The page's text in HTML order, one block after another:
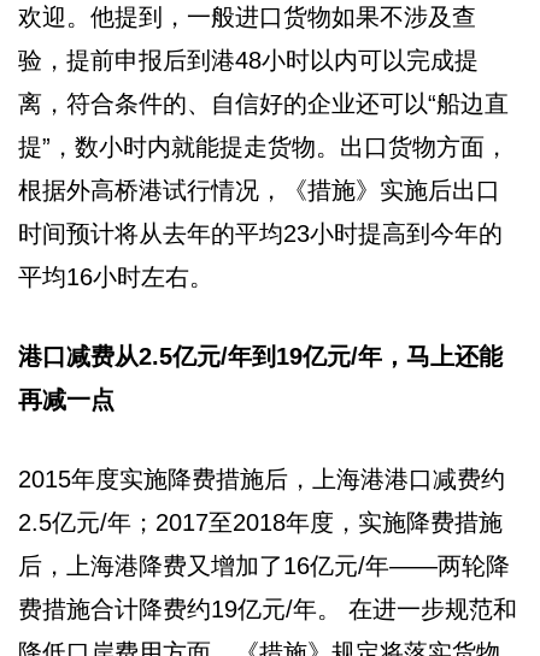
欢迎。他提到，一般进口货物如果不涉及查
验，提前申报后到港48小时以内可以完成提
离，符合条件的、自信好的企业还可以“船边直
提”，数小时内就能提走货物。出口货物方面，
根据外高桥港试行情况，《措施》实施后出口
时间预计将从去年的平均23小时提高到今年的
平均16小时左右。
港口减费从2.5亿元/年到19亿元/年，马上还能
再减一点
2015年度实施降费措施后，上海港港口减费约
2.5亿元/年；2017至2018年度，实施降费措施
后，上海港降费又增加了16亿元/年——两轮降
费措施合计降费约19亿元/年。 在进一步规范和